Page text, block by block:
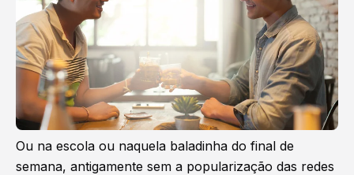
Ou na escola ou naquela baladinha do final de
semana, antigamente sem a popularização das redes